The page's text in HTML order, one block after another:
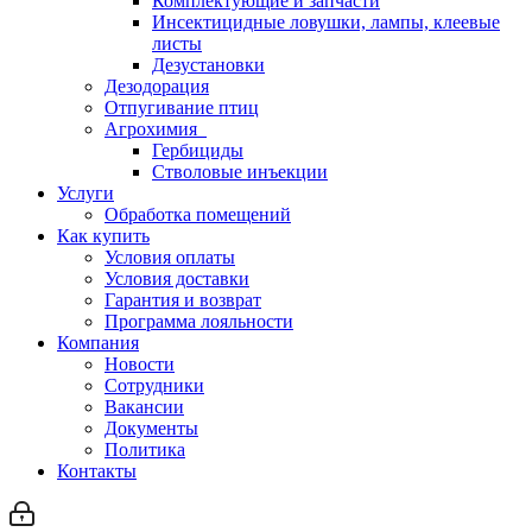
Инсектицидные ловушки, лампы, клеевые
листы
Дезустановки
Дезодорация
Отпугивание птиц
Агрохимия
Гербициды
Стволовые инъекции
Услуги
Обработка помещений
Как купить
Условия оплаты
Условия доставки
Гарантия и возврат
Программа лояльности
Компания
Новости
Сотрудники
Вакансии
Документы
Политика
Контакты